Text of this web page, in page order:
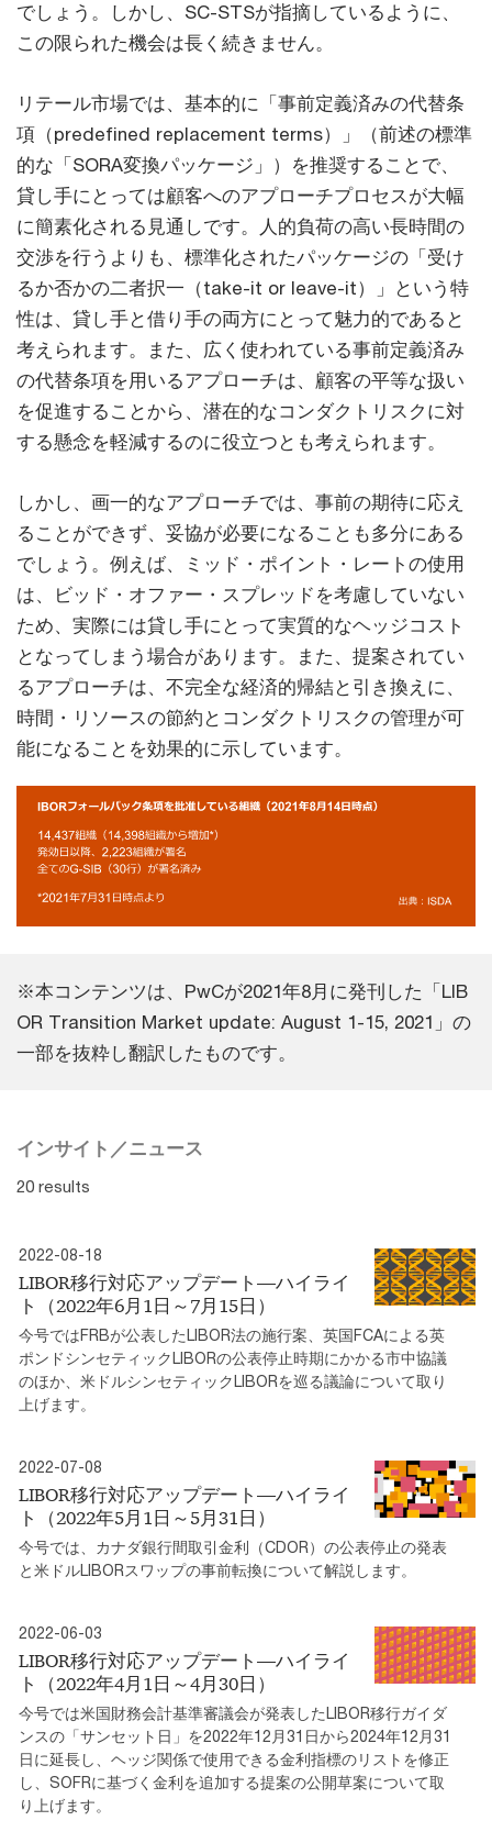
でしょう。しかし、SC-STSが指摘しているように、
この限られた機会は長く続きません。
リテール市場では、基本的に「事前定義済みの代替条
項（predefined replacement terms）」（前述の標準
的な「SORA変換パッケージ」）を推奨することで、
貸し手にとっては顧客へのアプローチプロセスが大幅
に簡素化される見通しです。人的負荷の高い長時間の
交渉を行うよりも、標準化されたパッケージの「受け
るか否かの二者択一（take-it or leave-it）」という特
性は、貸し手と借り手の両方にとって魅力的であると
考えられます。また、広く使われている事前定義済み
の代替条項を用いるアプローチは、顧客の平等な扱い
を促進することから、潜在的なコンダクトリスクに対
する懸念を軽減するのに役立つとも考えられます。
しかし、画一的なアプローチでは、事前の期待に応え
ることができず、妥協が必要になることも多分にある
でしょう。例えば、ミッド・ポイント・レートの使用
は、ビッド・オファー・スプレッドを考慮していない
ため、実際には貸し手にとって実質的なヘッジコスト
となってしまう場合があります。また、提案されてい
るアプローチは、不完全な経済的帰結と引き換えに、
時間・リソースの節約とコンダクトリスクの管理が可
能になることを効果的に示しています。
※本コンテンツは、PwCが2021年8月に発刊した「LIB
OR Transition Market update: August 1-15, 2021」の
一部を抜粋し翻訳したものです。
インサイト／ニュース
20 results
2022-08-18
LIBOR移行対応アップデート―ハイライ
ト（2022年6月1日～7月15日）
今号ではFRBが公表したLIBOR法の施行案、英国FCAによる英
ポンドシンセティックLIBORの公表停止時期にかかる市中協議
のほか、米ドルシンセティックLIBORを巡る議論について取り
上げます。
2022-07-08
LIBOR移行対応アップデート―ハイライ
ト（2022年5月1日～5月31日）
今号では、カナダ銀行間取引金利（CDOR）の公表停止の発表
と米ドルLIBORスワップの事前転換について解説します。
2022-06-03
LIBOR移行対応アップデート―ハイライ
ト（2022年4月1日～4月30日）
今号では米国財務会計基準審議会が発表したLIBOR移行ガイダ
ンスの「サンセット日」を2022年12月31日から2024年12月31
日に延長し、ヘッジ関係で使用できる金利指標のリストを修正
し、SOFRに基づく金利を追加する提案の公開草案について取
り上げます。